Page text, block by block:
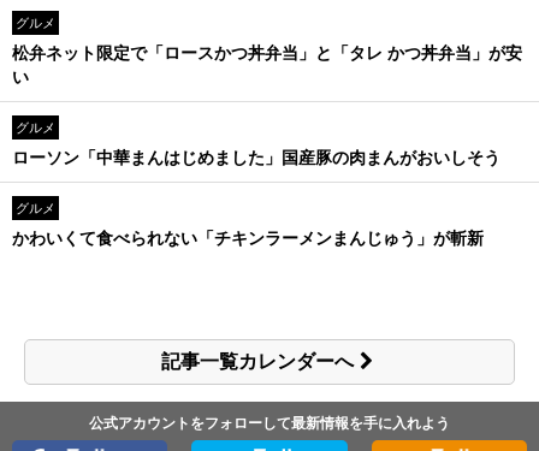
グルメ
松弁ネット限定で「ロースかつ丼弁当」と「タレ かつ丼弁当」が安
い
グルメ
ローソン「中華まんはじめました」国産豚の肉まんがおいしそう
グルメ
かわいくて食べられない「チキンラーメンまんじゅう」が斬新
記事一覧カレンダーへ
公式アカウントをフォローして最新情報を手に入れよう